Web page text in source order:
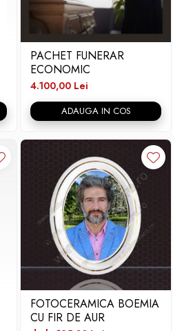
PACHET FUNERAR
ECONOMIC
4.100,00 Lei
ADAUGA IN COS
FOTOCERAMICA BOEMIA
CU FIR DE AUR